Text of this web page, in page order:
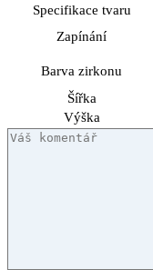
Specifikace tvaru
Zapínání
Barva zirkonu
Šířka
Výška